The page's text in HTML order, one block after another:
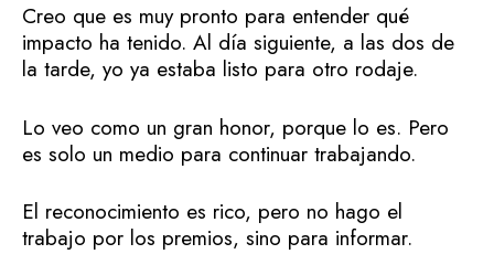
Creo que es muy pronto para entender qué
impacto ha tenido. Al día siguiente, a las dos de
la tarde, yo ya estaba listo para otro rodaje.
Lo veo como un gran honor, porque lo es. Pero
es solo un medio para continuar trabajando.
El reconocimiento es rico, pero no hago el
trabajo por los premios, sino para informar.